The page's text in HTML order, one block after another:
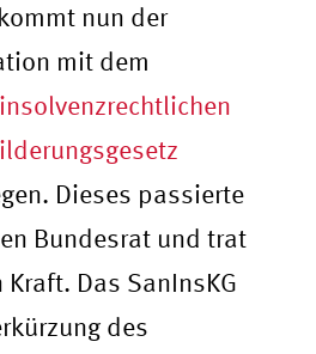
nun der
mit dem
Dieses passierte
Bundesrat und trat
Das SanInsKG
des